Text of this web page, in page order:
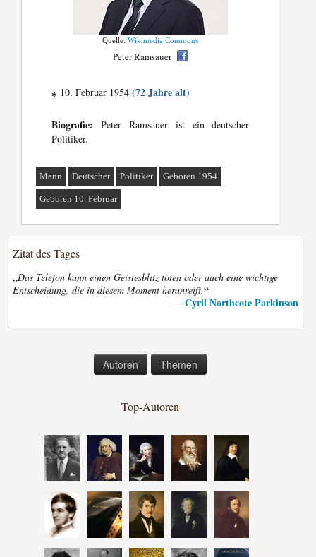
Quelle:Wikimedia Commons
Peter Ramsauer
* 10. Februar 1954(72 Jahre alt)
Biografie: Peter Ramsauer ist ein deutscher
Politiker.
Mann Deutscher Politiker Geboren 1954
Geboren 10. Februar
Zitat des Tages
„Das Telefon kann einen Geistesblitz töten oder auch eine wichtige
Entscheidung, die in diesem Moment heranreift.“
— Cyril Northcote Parkinson
Autoren Themen
Top-Autoren